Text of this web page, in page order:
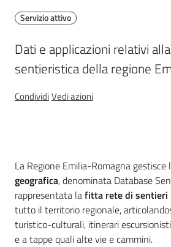
Rete
Natura
Consultazione
Servizio attivo
Dati e applicazioni relativi
sentieristica della regione
CondividiVedi azioni
Cos'è
La Regione Emilia-Romagna gestisce
geografica, denominata Database
rappresentata lafitta rete di sentieri
tutto il territorio regionale,
turistico-culturali, itinerari
e a tappe quali alte vie e cammini.